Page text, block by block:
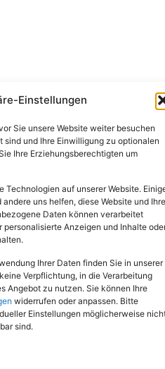
Einstellungen
Sie unsere Website weiter besuchen
sind und Ihre Einwilligung zu optionalen
Ihre Erziehungsberechtigten um
Technologien auf unserer Website.
uns helfen, diese Website und Ihre
Daten können verarbeitet
personalisierte Anzeigen und Inhalte
Ihrer Daten finden Sie in unserer
Verpflichtung, in die Verarbeitung
Angebot zu nutzen. Sie können Ihre
widerrufen oder anpassen. Bitte
Einstellungen möglicherweise
sind.
Rechte vorbehalten.
mayen.de
56727 Mayen